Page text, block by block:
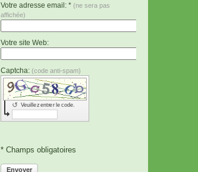
Votre adresse email: * (ne sera pas
affichée)
Votre site Web:
Captcha: (code anti-spam)
Veuillez entrer le code.
↺
* Champs obligatoires
Envoyer